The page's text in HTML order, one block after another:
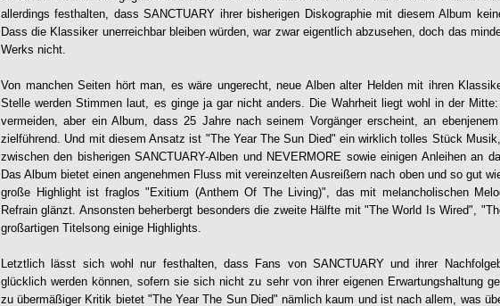
allerdings festhalten, dass SANCTUARY ihrer bisherigen Diskographie mit diesem Album
Dass die Klassiker unerreichbar bleiben würden, war zwar eigentlich abzusehen, doch das
Werks nicht.
Von manchen Seiten hört man, es wäre ungerecht, neue Alben alter Helden mit ihren
Stelle werden Stimmen laut, es ginge ja gar nicht anders. Die Wahrheit liegt wohl in der
vermeiden, aber ein Album, dass 25 Jahre nach seinem Vorgänger erscheint, an
zielführend. Und mit diesem Ansatz ist "The Year The Sun Died" ein wirklich tolles Stück
zwischen den bisherigen SANCTUARY-Alben und NEVERMORE sowie einigen Anleihen an
Das Album bietet einen angenehmen Fluss mit vereinzelten Ausreißern nach oben und so gut
große Highlight ist fraglos "Exitium (Anthem Of The Living)", das mit melancholischen
Refrain glänzt. Ansonsten beherbergt besonders die zweite Hälfte mit "The World Is Wired",
großartigen Titelsong einige Highlights.
Letztlich lässt sich wohl nur festhalten, dass Fans von SANCTUARY und ihrer
glücklich werden können, sofern sie sich nicht zu sehr von ihrer eigenen Erwartungshaltung
zu übermäßiger Kritik bietet "The Year The Sun Died" nämlich kaum und ist nach allem, was